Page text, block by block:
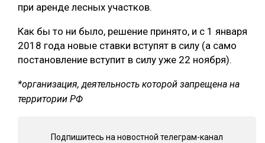
при аренде лесных участков.
Как бы то ни было, решение принято, и с 1 января
2018 года новые ставки вступят в силу (а само
постановление вступит в силу уже 22 ноября).
*организация, деятельность которой запрещена на
территории РФ
Подпишитесь на новостной телеграм-канал